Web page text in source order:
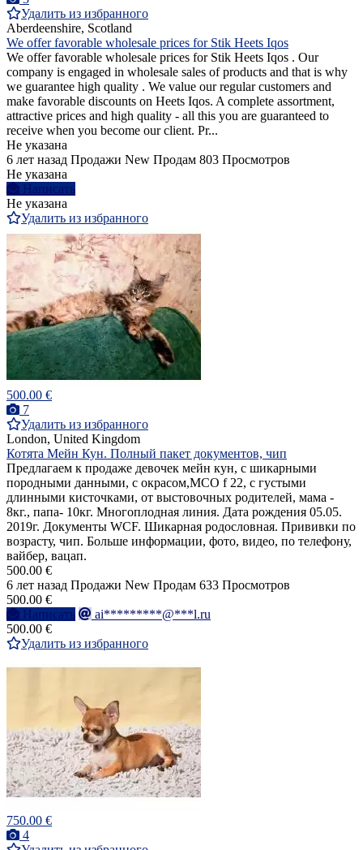
Удалить из избранного
Aberdeenshire, Scotland
We offer favorable wholesale prices for Stik Heets Iqos
We offer favorable wholesale prices for Stik Heets Iqos . Our
company is engaged in wholesale sales of products and that is why
we guarantee high quality . We value our regular customers and
make favorable discounts on Heets Iqos. A complete assortment,
attractive prices and high quality - all this you are guaranteed to
receive when you become our client. Pr...
Не указана
6 лет назад Продажи New Продам 803 Просмотров
Не указана
Написать
Не указана
Удалить из избранного
500.00 €
7
Удалить из избранного
London, United Kingdom
Котята Мейн Кун. Полный пакет документов, чип
Предлагаем к продаже девочек мейн кун, с шикарными
породными данными, с окрасом,МСО f 22, с густыми
длинными кисточками, от выстовочных родителей, мама -
8кг., папа- 10кг. Многоплодная линия. Дата рождения 05.05.
2019г. Документы WCF. Шикарная родословная. Прививки по
возрасту, чип. Больше информации, фото, видео, по телефону,
вайбер, вацап.
500.00 €
6 лет назад Продажи New Продам 633 Просмотров
500.00 €
Написать
ai*********@***l.ru
500.00 €
Удалить из избранного
750.00 €
4